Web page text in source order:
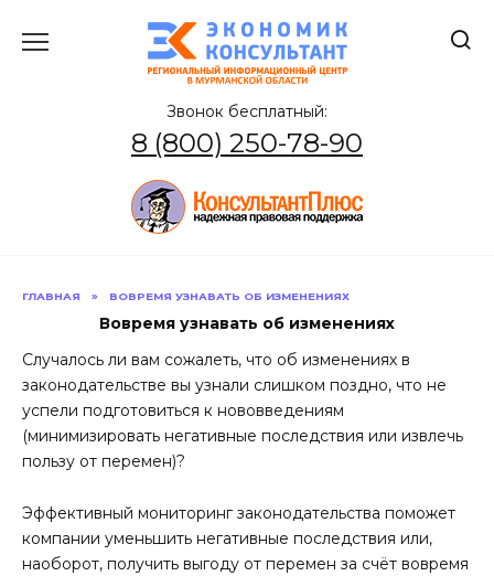
содержанию
Звонок бесплатный:
8 (800) 250-78-90
ГЛАВНАЯ » ВОВРЕМЯ УЗНАВАТЬ ОБ ИЗМЕНЕНИЯХ
Вовремя узнавать об изменениях
Случалось ли вам сожалеть, что об изменениях в
законодательстве вы узнали слишком поздно, что не
успели подготовиться к нововведениям
(минимизировать негативные последствия или извлечь
пользу от перемен)?
Эффективный мониторинг законодательства поможет
компании уменьшить негативные последствия или,
наоборот, получить выгоду от перемен за счёт вовремя